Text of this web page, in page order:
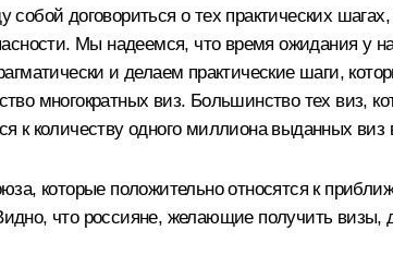
договориться о тех практических
Мы надеемся, что время ожидания у
и делаем практические шаги,
многократных виз. Большинство тех виз,
к количеству одного миллиона выданных виз
которые положительно относятся к
что россияне, желающие получить